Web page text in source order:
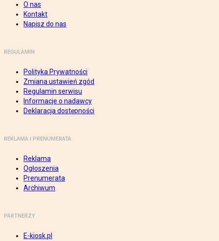
O nas
Kontakt
Napisz do nas
REGULAMIN
Polityka Prywatności
Zmiana ustawień zgód
Regulamin serwisu
Informacje o nadawcy
Deklaracja dostępności
REKLAMA I PRENUMERATA
Reklama
Ogłoszenia
Prenumerata
Archiwum
PARTNERZY
E-kiosk.pl